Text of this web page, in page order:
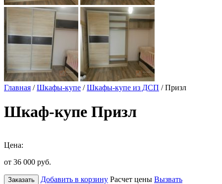
Главная /Шкафы-купе /Шкафы-купе из ДСП / Призл
Шкаф-купе Призл
Цена:
от 36 000 руб.
Заказать Добавить в корзину Расчет цены Вызвать